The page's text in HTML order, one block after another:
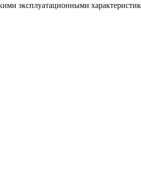
эксплуатационными